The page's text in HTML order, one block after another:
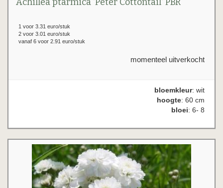
1 voor 3.31 euro/stuk
2 voor 3.01 euro/stuk
vanaf 6 voor 2.91 euro/stuk
momenteel uitverkocht
bloemkleur: wit
hoogte: 60 cm
bloei: 6- 8